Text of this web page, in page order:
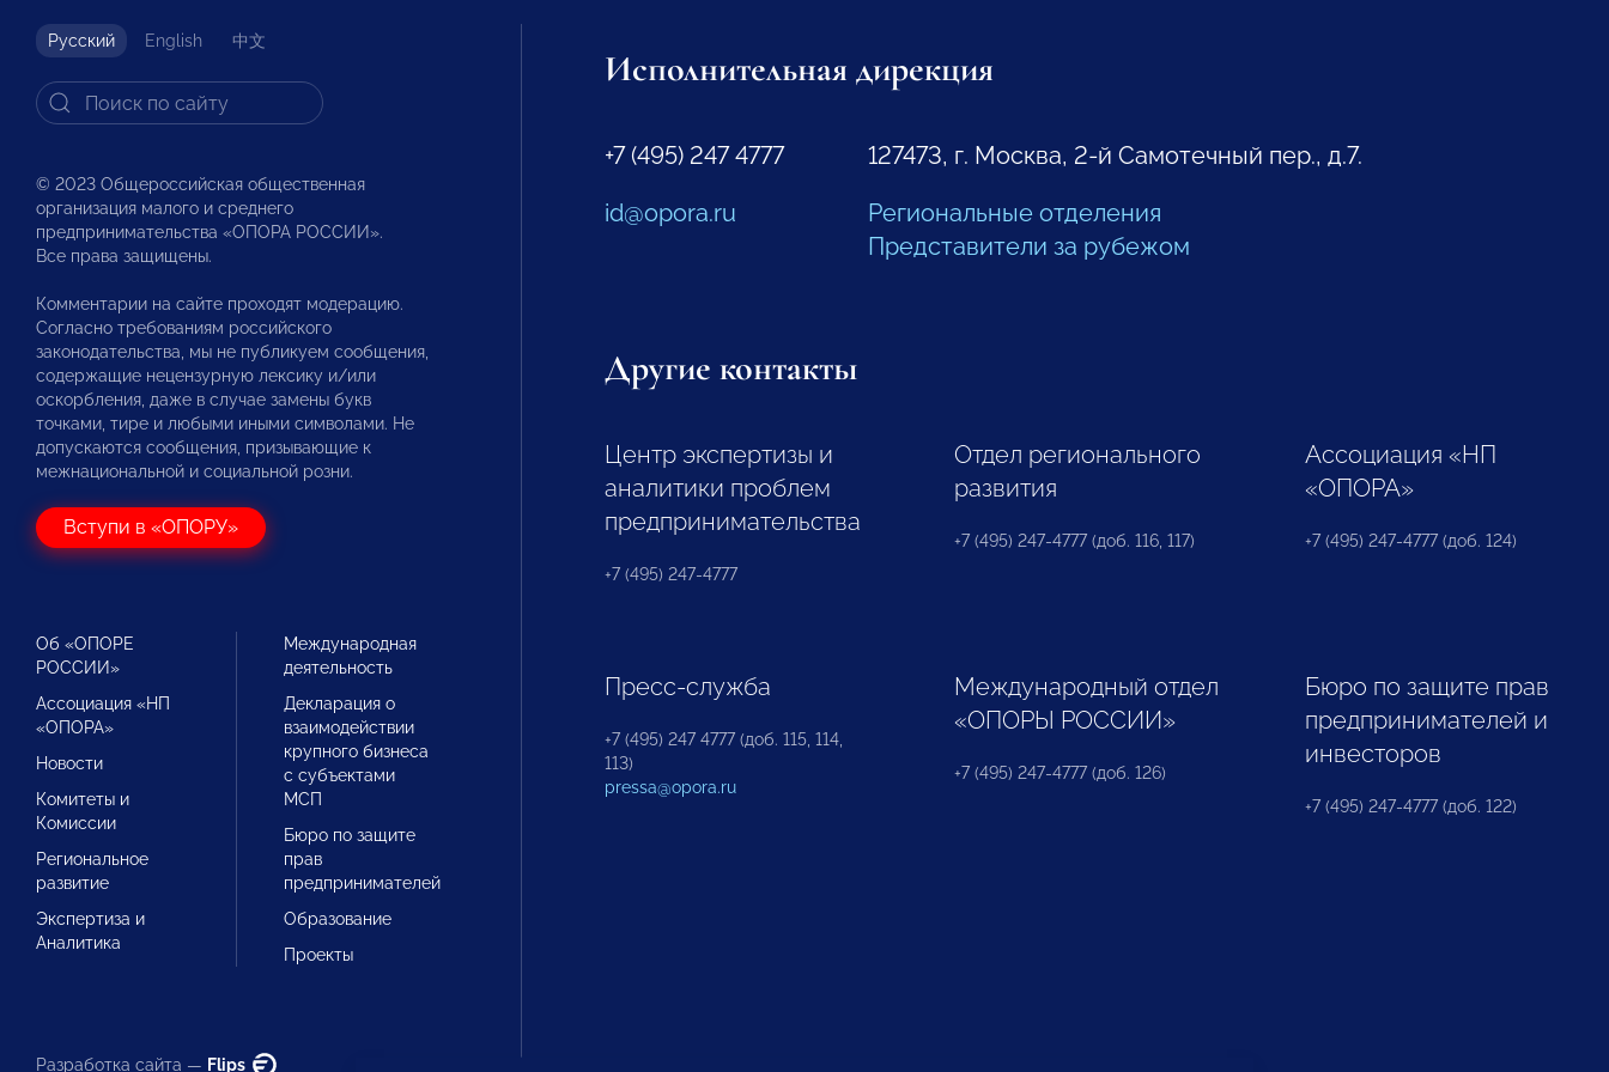
Русский English 中文
© 2023 Общероссийская общественная
организация малого и среднего
предпринимательства «ОПОРА РОССИИ».
Все права защищены.
Комментарии на сайте проходят модерацию.
Согласно требованиям российского
законодательства, мы не публикуем сообщения,
содержащие нецензурную лексику и/или
оскорбления, даже в случае замены букв
точками, тире и любыми иными символами. Не
допускаются сообщения, призывающие к
межнациональной и социальной розни.
Вступи в «ОПОРУ»
Об «ОПОРЕ
РОССИИ»
Ассоциация «НП
«ОПОРА»
Новости
Комитеты и
Комиссии
Региональное
развитие
Экспертиза и
Аналитика
Международная
деятельность
Декларация о
взаимодействии
крупного бизнеса
с субъектами
МСП
Бюро по защите
прав
предпринимателей
Образование
Проекты
Разработка сайта — Flips
Исполнительная дирекция
+7 (495) 247 4777
id@opora.ru
127473, г. Москва, 2-й Самотечный пер., д.7.
Региональные отделения
Представители за рубежом
Другие контакты
Центр экспертизы и
аналитики проблем
предпринимательства
+7 (495) 247-4777
Отдел регионального
развития
+7 (495) 247-4777 (доб. 116, 117)
Ассоциация «НП
«ОПОРА»
+7 (495) 247-4777 (доб. 124)
Пресс-служба
+7 (495) 247 4777 (доб. 115, 114,
113)
pressa@opora.ru
Международный отдел
«ОПОРЫ РОССИИ»
+7 (495) 247-4777 (доб. 126)
Бюро по защите прав
предпринимателей и
инвесторов
+7 (495) 247-4777 (доб. 122)